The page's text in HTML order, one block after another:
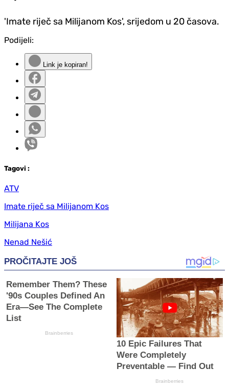
'Imate riječ sa Milijanom Kos', srijedom u 20 časova.
Podijeli:
Link je kopiran!
Tagovi :
ATV
Imate riječ sa Milijanom Kos
Milijana Kos
Nenad Nešić